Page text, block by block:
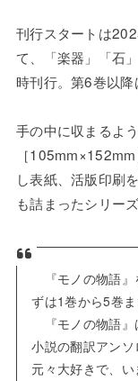
刊行スタートは
て、「楽器」「石
時刊行。第6巻以降
手の中に収まるよ
［
し表紙、活版印刷
も詰まったシリー
『モノの物語』
ずは1巻から5巻ま
『モノの物語』
小説の翻訳アン
元々大好きで、い